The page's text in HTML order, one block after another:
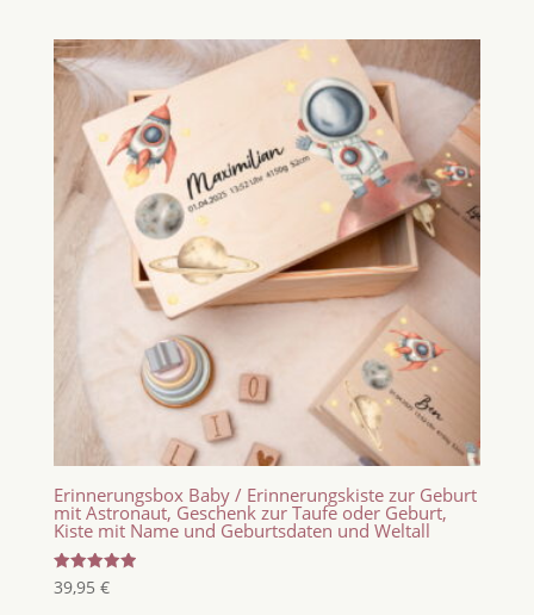
Erinnerungsbox Baby / Erinnerungskiste zur Geburt
mit Astronaut, Geschenk zur Taufe oder Geburt,
Kiste mit Name und Geburtsdaten und Weltall
Bewertet
mit
39,95 €